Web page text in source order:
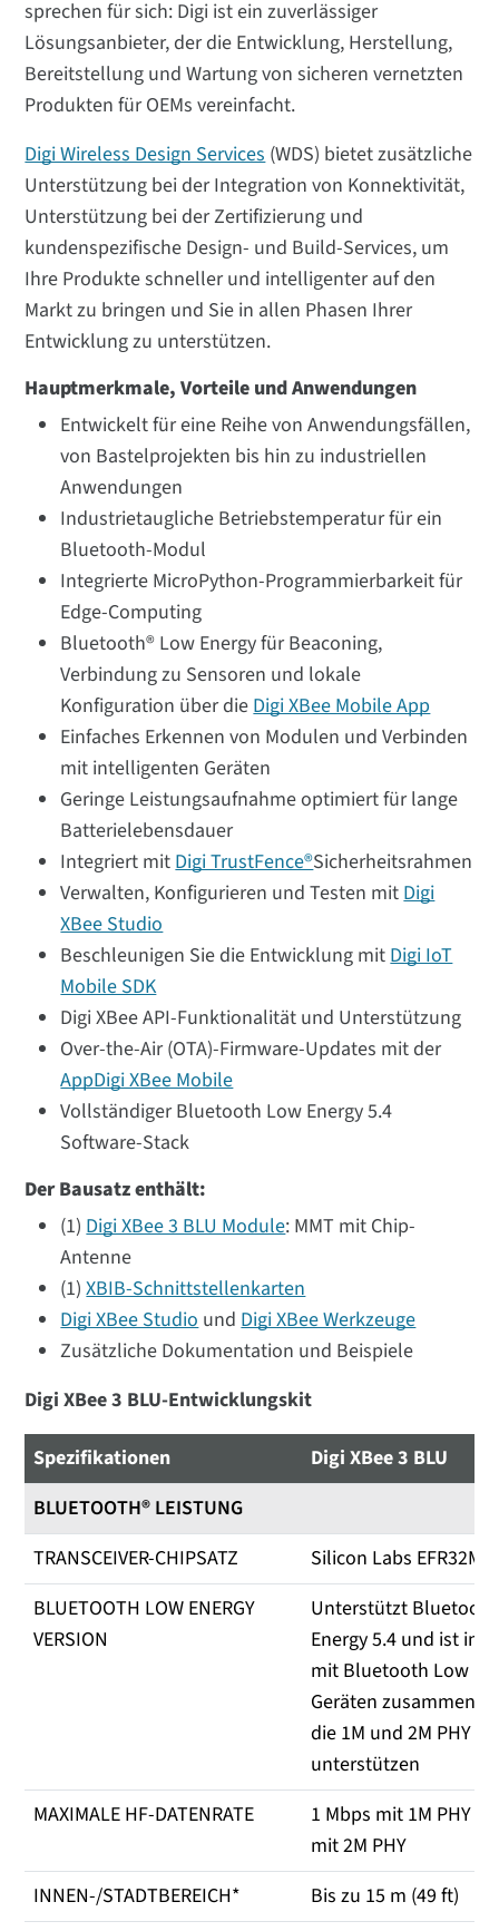
sprechen für sich: Digi ist ein zuverlässiger
Lösungsanbieter, der die Entwicklung, Herstellung,
Bereitstellung und Wartung von sicheren vernetzten
Produkten für OEMs vereinfacht.
Digi Wireless Design Services(WDS) bietet zusätzliche
Unterstützung bei der Integration von Konnektivität,
Unterstützung bei der Zertifizierung und
kundenspezifische Design- und Build-Services, um
Ihre Produkte schneller und intelligenter auf den
Markt zu bringen und Sie in allen Phasen Ihrer
Entwicklung zu unterstützen.
Hauptmerkmale, Vorteile und Anwendungen
Entwickelt für eine Reihe von Anwendungsfällen,
von Bastelprojekten bis hin zu industriellen
Anwendungen
Industrietaugliche Betriebstemperatur für ein
Bluetooth-Modul
Integrierte MicroPython-Programmierbarkeit für
Edge-Computing
Bluetooth® Low Energy für Beaconing,
Verbindung zu Sensoren und lokale
Konfiguration über dieDigi XBee Mobile App
Einfaches Erkennen von Modulen und Verbinden
mit intelligenten Geräten
Geringe Leistungsaufnahme optimiert für lange
Batterielebensdauer
Integriert mitDigi TrustFence®Sicherheitsrahmen
Verwalten, Konfigurieren und Testen mitDigi
XBee Studio
Beschleunigen Sie die Entwicklung mitDigi IoT
Mobile SDK
Digi XBee API-Funktionalität und Unterstützung
Over-the-Air (OTA)-Firmware-Updates mit der
AppDigi XBee Mobile
Vollständiger Bluetooth Low Energy 5.4
Software-Stack
Der Bausatz enthält:
(1)Digi XBee 3 BLU Module: MMT mit Chip-
Antenne
(1)XBIB-Schnittstellenkarten
Digi XBee StudioundDigi XBee Werkzeuge
Zusätzliche Dokumentation und Beispiele
Digi XBee 3 BLU-Entwicklungskit
Spezifikationen
Digi XBee 3 BLU
BLUETOOTH® LEISTUNG
TRANSCEIVER-CHIPSATZ
Silicon Labs
BLUETOOTH LOW ENERGY
VERSION
Unterstützt
Energy 5.4 und ist in
mit Bluetooth Low
Geräten
die 1M und 2M PHY
unterstützen
MAXIMALE HF-DATENRATE
1 Mbps mit 1M PHY
mit 2M PHY
INNEN-/STADTBEREICH*
Bis zu 15 m (49 ft)